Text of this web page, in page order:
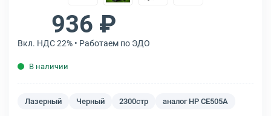
936 ₽
Вкл. НДС 22% • Работаем по ЭДО
В наличии
Лазерный Черный 2300стр аналог HP CE505A